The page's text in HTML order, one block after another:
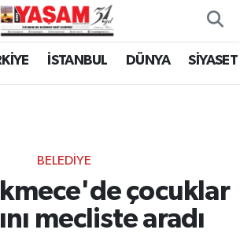
İSTANBUL DÜNYA SİYASET
BELEDİYE
çocuklar
mecliste aradı